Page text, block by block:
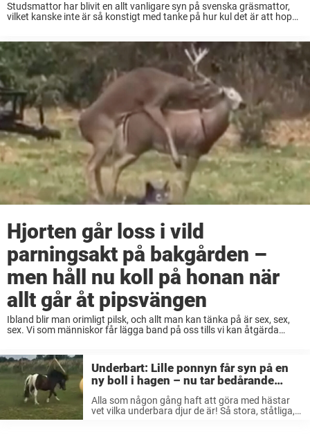
Studsmattor har blivit en allt vanligare syn på svenska gräsmattor,
vilket kanske inte är så konstigt med tanke på hur kul det är att hoppa
Hjorten går loss i vild
parningsakt på bakgården –
men håll nu koll på honan när
allt går åt pipsvängen
Ibland blir man orimligt pilsk, och allt man kan tänka på är sex, sex,
sex. Vi som människor får lägga band på oss tills vi kan åtgärda
Underbart: Lille ponnyn får syn på en
ny boll i hagen – nu tar bedårande
lekstunden hela nätet med storm
Alla som någon gång haft att göra med hästar
vet vilka underbara djur de är! Så stora, ståtliga,